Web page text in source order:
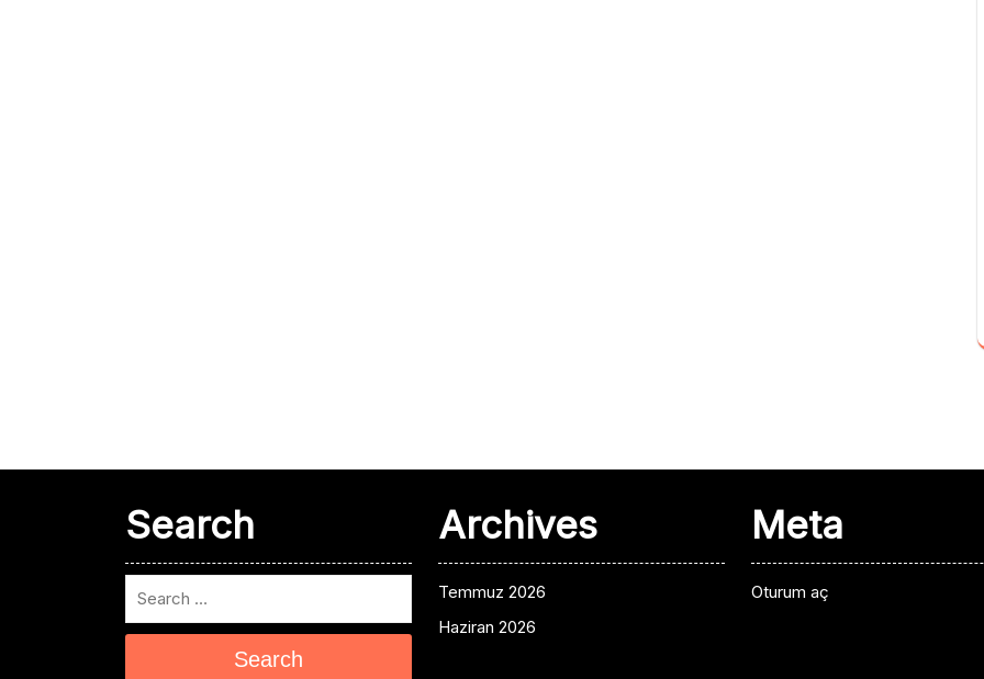
Search
Search
Archives
Temmuz 2026
Haziran 2026
Meta
Oturum aç